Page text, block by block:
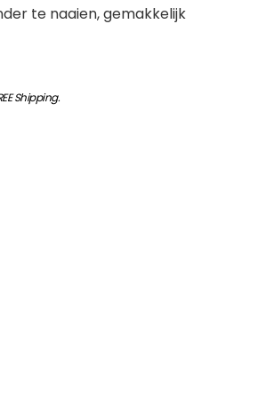
te naaien, gemakkelijk
Shipping.